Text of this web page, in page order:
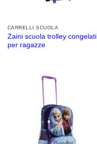
CARRELLI SCUOLA
Zaini scuola trolley congelati
per ragazze